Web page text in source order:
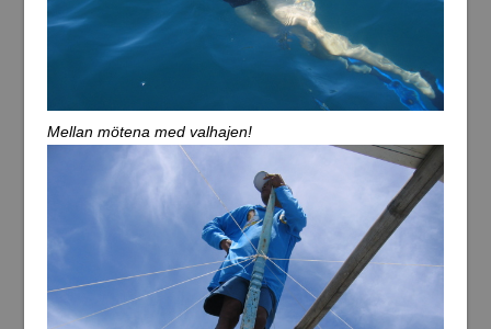
Mellan mötena med valhajen!